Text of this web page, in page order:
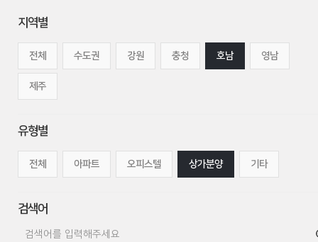
지역별
전체 수도권 강원 충청 호남 영남
제주
유형별
전체 아파트 오피스텔 상가분양 기타
검색어